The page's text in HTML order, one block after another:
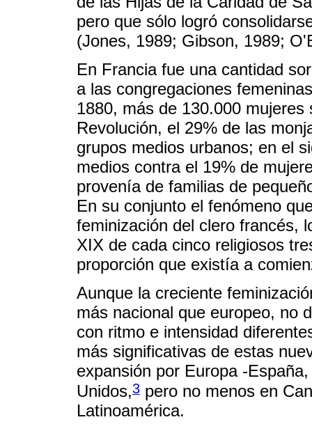
pero que sólo logró
(Jones, 1989; Gibson, 1989;
En Francia fue una cantidad
a las congregaciones
1880, más de 130.000
Revolución, el 29% de las
grupos medios urbanos; en el
medios contra el 19% de
provenía de familias de
En su conjunto el fenómeno
feminización del clero francés,
XIX de cada cinco religiosos
proporción que existía a
Aunque la creciente
más nacional que europeo, no
con ritmo e intensidad
más significativas de estas
expansión por Europa -
Unidos,3 pero no menos en
Latinoamérica.